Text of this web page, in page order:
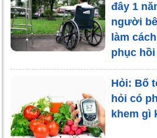
đây 1
người
làm
phục
Hỏi: Bố
hỏi có
khem gì